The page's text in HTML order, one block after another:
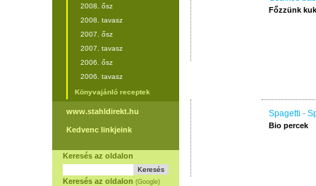
2008. ősz
2008. tavasz
2007. ősz
2007. tavasz
2006. ősz
2006. tavasz
Könyvajánló receptek
www.stahldirekt.hu
Kedvenc linkjeink
Keresés az oldalon
Keresés az oldalon (Google)
Főzzünk
Spagetti -
Bio percek